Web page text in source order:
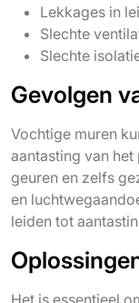
Lekkages in
Slechte
Slechte
Gevolgen
Vochtige muren
aantasting van
geuren en zelfs
en
leiden tot
Het is essentieel